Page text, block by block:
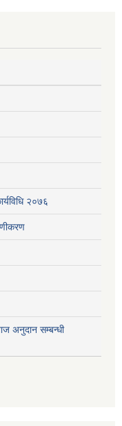
२०७६
अनुदान सम्बन्धी